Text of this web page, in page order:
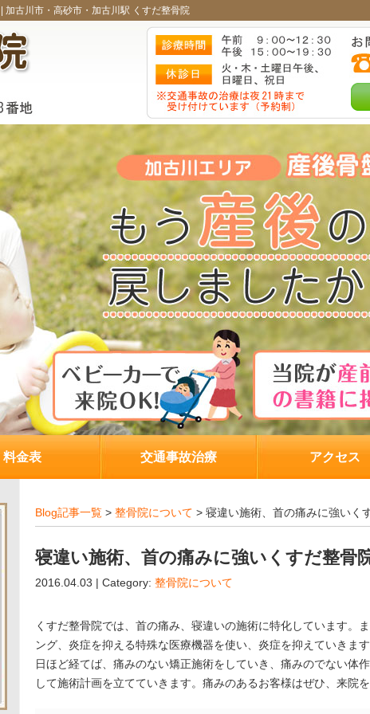
加古川市・高砂市・加古川駅 くすだ整骨院
料金表 交通事故治療 アクセス
Blog記事一覧 > 整骨院について > 寝違い施術、首の痛みに強いく
寝違い施術、首の痛みに強いくすだ整骨
2016.04.03 | Category: 整骨院について
くすだ整骨院では、首の痛み、寝違いの施術に特化しています。
ング、炎症を抑える特殊な医療機器を使い、炎症を抑えていきま
日ほど経てば、痛みのない矯正施術をしていき、痛みのでない体
して施術計画を立てていきます。痛みのあるお客様はぜひ、来院を